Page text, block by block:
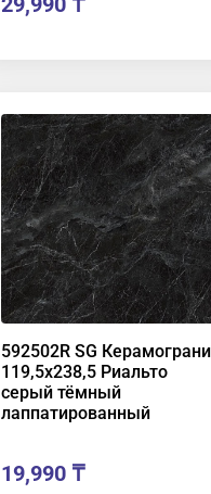
592502R SG
119,5х238,5 Риальто
серый тёмный
лаппатированный
19,990₸